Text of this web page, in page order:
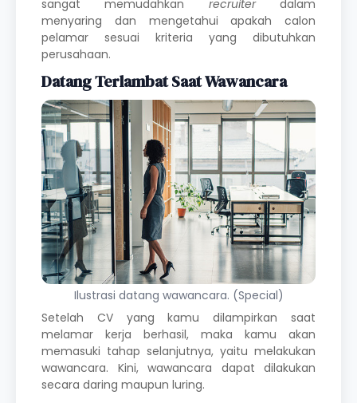
sangat memudahkan recruiterdalam
menyaring dan mengetahui apakah calon
pelamar sesuai kriteria yang dibutuhkan
perusahaan.
Datang Terlambat Saat Wawancara
Ilustrasi datang wawancara. (Special)
Setelah CV yang kamu dilampirkan saat
melamar kerja berhasil, maka kamu akan
memasuki tahap selanjutnya, yaitu melakukan
wawancara. Kini, wawancara dapat dilakukan
secara daring maupun luring.